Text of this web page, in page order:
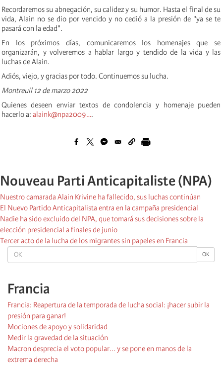
OK OK
Francia
Francia: Reapertura de la temporada de lucha social: ¡hacer subir la
presión para ganar!
Mociones de apoyo y solidaridad
Medir la gravedad de la situación
Macron desprecia el voto popular... y se pone en manos de la
extrema derecha
Recordaremos su abnegación, su calidez y su humor. Hasta el final de su
vida, Alain no se dio por vencido y no cedió a la presión de "ya se te
pasará con la edad".
En los próximos días, comunicaremos los homenajes que se
organizarán, y volveremos a hablar largo y tendido de la vida y las
luchas de Alain.
Adiós, viejo, y gracias por todo. Continuemos su lucha.
Montreuil 12 de marzo 2022
Quienes deseen enviar textos de condolencia y homenaje pueden
hacerlo a: alaink@npa2009….
Nouveau Parti Anticapitaliste (NPA)
Nuestro camarada Alain Krivine ha fallecido, sus luchas continúan
El Nuevo Partido Anticapitalista entra en la campaña presidencial
Nadie ha sido excluido del NPA, que tomará sus decisiones sobre la
elección presidencial a finales de junio
Tercer acto de la lucha de los migrantes sin papeles en Francia